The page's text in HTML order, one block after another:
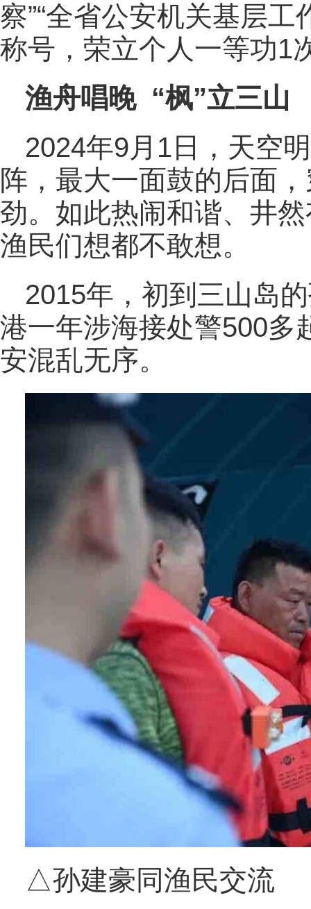
察”“全省公安机关基层工
称号，荣立个人一等功1
渔舟唱晚 “枫”立三山
2024年9月1日，天空
阵，最大一面鼓的后面
劲。如此热闹和谐、井
渔民们想都不敢想。
2015年，初到三山岛
港一年涉海接处警500多
安混乱无序。
△孙建豪同渔民交流